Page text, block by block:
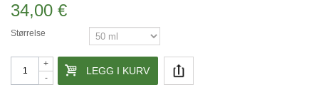
34,00 €
Størrelse
-
+
LEGG I KURV